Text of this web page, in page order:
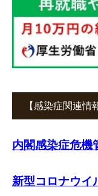
【感染症関連情
内閣感染症危機
新型コロナウイ